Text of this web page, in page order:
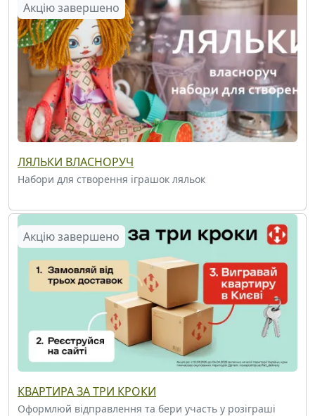
Акцію завершено
ЛЯЛЬКИ ВЛАСНОРУЧ
Набори для створення іграшок ляльок
Акцію завершено
КВАРТИРА ЗА ТРИ КРОКИ
Оформлюй відправлення та бери участь у розіграші